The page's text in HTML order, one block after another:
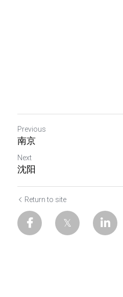
Previous
南京
Next
沈阳
Return to site